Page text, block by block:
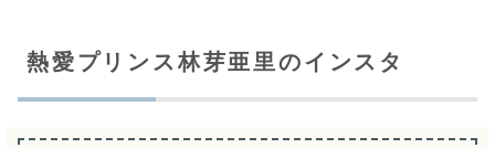
熱愛プリンス林芽亜里のインスタ